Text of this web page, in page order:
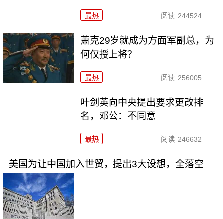
最热 阅读 244524
萧克29岁就成为方面军副总，为
何仅授上将？
最热 阅读 256005
叶剑英向中央提出要求更改排
名，邓公：不同意
最热 阅读 246632
美国为让中国加入世贸，提出3大设想，全落空